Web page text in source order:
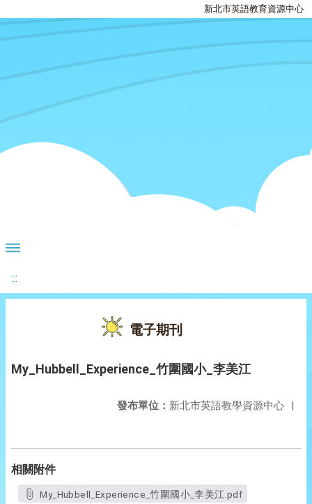
新北市英語教育資源中心
:::
電子期刊
My_Hubbell_Experience_竹圍國小_李美江
發布單位： 新北市英語教學資源中心 |
相關附件
My_Hubbell_Experience_竹圍國小_李美江.pdf